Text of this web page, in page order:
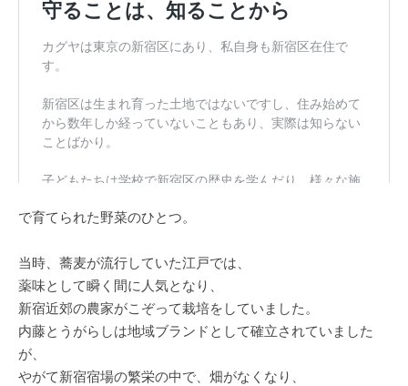
で育てられた野菜のひとつ。
当時、蕎麦が流行していた江戸では、
薬味として瞬く間に人気となり、
新宿近郊の農家がこぞって栽培をしていました。
内藤とうがらしは地域ブランドとして確立されていました
が、
やがて新宿宿場の繁栄の中で、畑がなくなり、